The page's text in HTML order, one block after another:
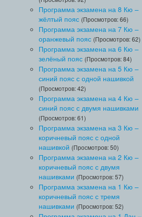
Программа экзамена на 8 Кю –
жёлтый пояс (Просмотров: 66)
Программа экзамена на 7 Кю –
оранжевый пояс (Просмотров: 62)
Программа экзамена на 6 Кю –
зелёный пояс (Просмотров: 84)
Программа экзамена на 5 Кю –
синий пояс с одной нашивкой
(Просмотров: 42)
Программа экзамена на 4 Кю –
синий пояс с двумя нашивками
(Просмотров: 61)
Программа экзамена на 3 Кю –
коричневый пояс с одной
нашивкой (Просмотров: 50)
Программа экзамена на 2 Кю –
коричневый пояс с двумя
нашивками (Просмотров: 57)
Программа экзамена на 1 Кю –
коричневый пояс с тремя
нашивками (Просмотров: 52)